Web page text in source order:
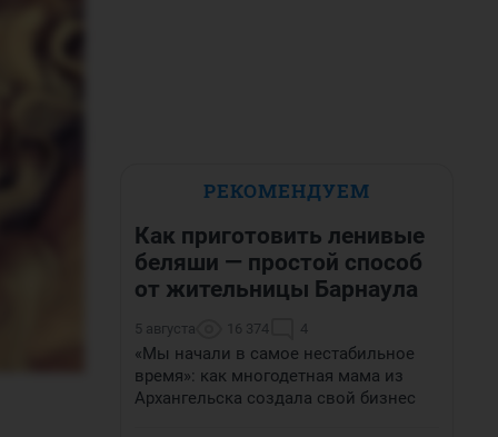
РЕКОМЕНДУЕМ
Как приготовить ленивые
беляши — простой способ
от жительницы Барнаула
5 августа 16 374 4
«Мы начали в самое нестабильное
время»: как многодетная мама из
Архангельска создала свой бизнес